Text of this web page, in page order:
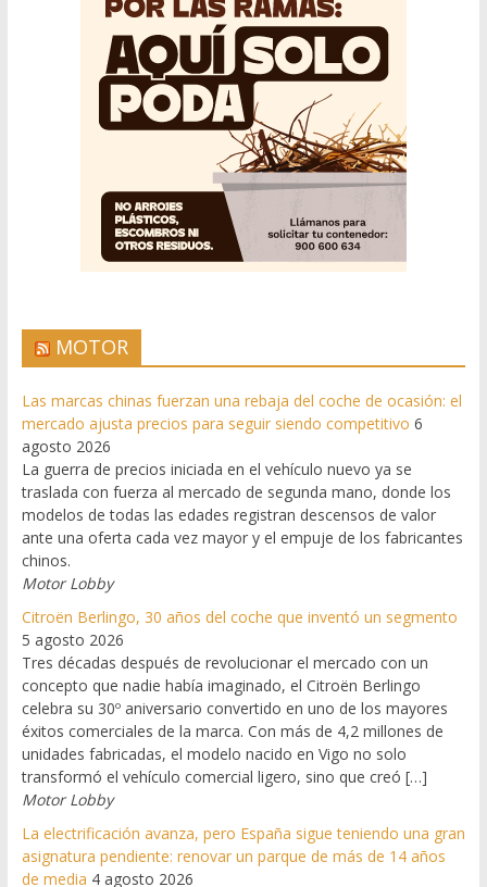
MOTOR
Las marcas chinas fuerzan una rebaja del coche de ocasión: el
mercado ajusta precios para seguir siendo competitivo 6
agosto 2026
La guerra de precios iniciada en el vehículo nuevo ya se
traslada con fuerza al mercado de segunda mano, donde los
modelos de todas las edades registran descensos de valor
ante una oferta cada vez mayor y el empuje de los fabricantes
chinos.
Motor Lobby
Citroën Berlingo, 30 años del coche que inventó un segmento
5 agosto 2026
Tres décadas después de revolucionar el mercado con un
concepto que nadie había imaginado, el Citroën Berlingo
celebra su 30º aniversario convertido en uno de los mayores
éxitos comerciales de la marca. Con más de 4,2 millones de
unidades fabricadas, el modelo nacido en Vigo no solo
transformó el vehículo comercial ligero, sino que creó […]
Motor Lobby
La electrificación avanza, pero España sigue teniendo una gran
asignatura pendiente: renovar un parque de más de 14 años
de media 4 agosto 2026